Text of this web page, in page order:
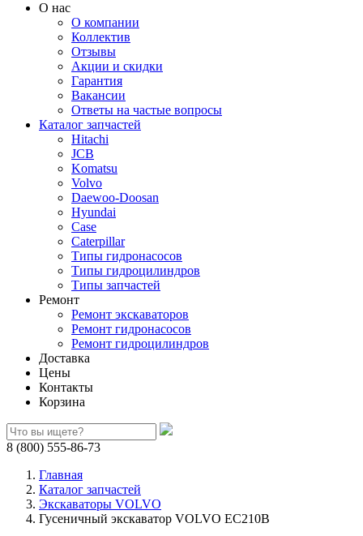
О нас
О компании
Коллектив
Отзывы
Акции и скидки
Гарантия
Вакансии
Ответы на частые вопросы
Каталог запчастей
Hitachi
JCB
Komatsu
Volvo
Daewoo-Doosan
Hyundai
Case
Caterpillar
Типы гидронасосов
Типы гидроцилиндров
Типы запчастей
Ремонт
Ремонт экскаваторов
Ремонт гидронасосов
Ремонт гидроцилиндров
Доставка
Цены
Контакты
Корзина
8 (800) 555-86-73
Главная
Каталог запчастей
Экскаваторы VOLVO
Гусеничный экскаватор VOLVO EC210B